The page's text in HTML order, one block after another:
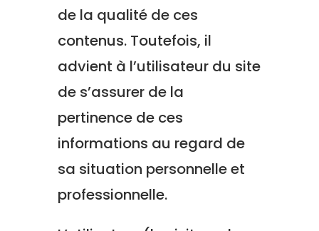
de la qualité de ces
contenus. Toutefois, il
advient à l’utilisateur du site
de s’assurer de la
pertinence de ces
informations au regard de
sa situation personnelle et
professionnelle.